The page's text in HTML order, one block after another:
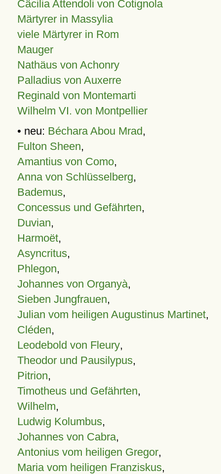
Cäcilia Attendoli von Cotignola
Märtyrer in Massylia
viele Märtyrer in Rom
Mauger
Nathäus von Achonry
Palladius von Auxerre
Reginald von Montemarti
Wilhelm VI. von Montpellier
• neu: Béchara Abou Mrad,
Fulton Sheen,
Amantius von Como,
Anna von Schlüsselberg,
Bademus,
Concessus und Gefährten,
Duvian,
Harmoët,
Asyncritus,
Phlegon,
Johannes von Organyà,
Sieben Jungfrauen,
Julian vom heiligen Augustinus Martinet,
Cléden,
Leodebold von Fleury,
Theodor und Pausilypus,
Pitrion,
Timotheus und Gefährten,
Wilhelm,
Ludwig Kolumbus,
Johannes von Cabra,
Antonius vom heiligen Gregor,
Maria vom heiligen Franziskus,